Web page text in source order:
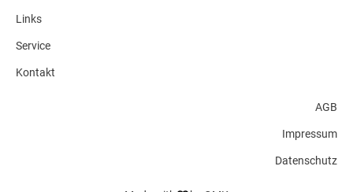
Links
Service
Kontakt
AGB
Impressum
Datenschutz